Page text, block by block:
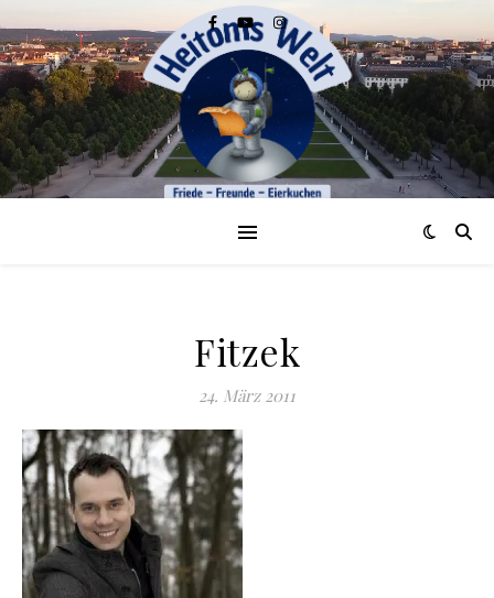
Fitzek
24. März 2011